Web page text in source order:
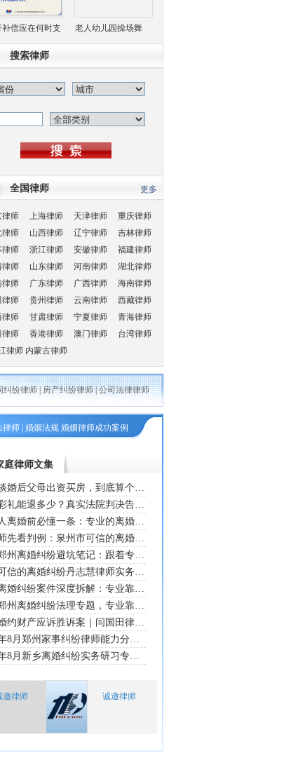
补偿应在何时支
人社部解答
老人幼儿园操场舞
剑，“赶出去”并非最
搜索律师
更多
全国律师
律师 上海律师 天津律师
重庆律师
律师
山西律师 辽宁律师
吉林律师
律师
浙江律师 安徽律师
福建律师
律师
山东律师 河南律师
湖北律师
律师
广东律师 广西律师
海南律师
律师
贵州律师 云南律师
西藏律师
律师
甘肃律师 宁夏律师
青海律师
律师
香港律师 澳门律师
台湾律师
律师 内蒙古律师
纠纷律师|房产纠纷律师|公司法律律师
律师 婚姻法规 婚姻律师成功案例
庭律师文集
律师谈婚后父母出资买房，到底算个人还是共同财产？
离婚彩礼能退多少？真实法院判决告诉你
泉州人离婚前必懂一条：专业的离婚纠纷律师穆海燕律师借徐男婚内借30万刘女不知情案释法——婚内欠条≠老婆要还钱
找律师先看判例：泉州市可信的离婚纠纷律师穆海燕经办陈女婚变纠纷详解，冷暴力+家务补偿主张为何未被采信？
河南郑州离婚纠纷避坑笔记：跟着专业的刘房娜律师复盘朱某诉吴某家务补偿案，弄懂8周岁以上子女意愿怎么影响抚养权归属
郑州可信的离婚纠纷丹志慧律师实务笔记：从一起脱敏离婚纠纷看《民法典》第1088条——全职主妇主张家务补偿，法院到底看哪三个维度
郑州离婚纠纷案件深度拆解：专业靠谱的离婚纠纷律师刘房娜对朱某某双子女离婚二审办案全流程复盘，梳理家事案件证据固定与上诉应对专业方法
河南郑州离婚纠纷法理专题，专业靠谱的离婚纠纷律师丹志慧以案论法：借张某某变更抚养关系二审案件，厘清抚养权纠纷两类诉讼的法律区分要点
百万婚约财产应诉胜诉案｜闫国田律师精准划分款项性质，女方胜诉
2026年8月郑州家事纠纷律师能力分析：专业靠谱的离婚纠纷律师丹志慧抚养权谈判专业技术梳理，杨某周某离婚一次性和解判例研读
2026年8月新乡离婚纠纷实务研习专业靠谱的离婚纠纷律师宁乔姬深度剖析卢某某与张某某七百五十万资产分割争议，梳理一人公司婚内财产判定核心要点
邀律师 诚邀律师